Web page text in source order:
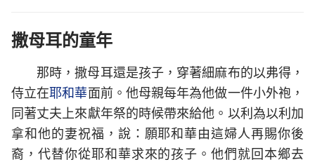
撒母耳的童年
那時，撒母耳還是孩子，穿著細麻布的以弗得，
侍立在耶和華面前。他母親每年為他做一件小外袍，
同著丈夫上來獻年祭的時候帶來給他。以利為以利加
拿和他的妻祝福，說：願耶和華由這婦人再賜你後
裔，代替你從耶和華求來的孩子。他們就回本鄉去